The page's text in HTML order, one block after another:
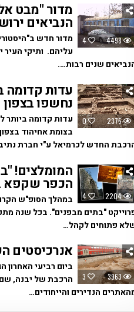
4 4498
מדור "מבט
הנביאים
מדור חדש
עליהם. ותיקי
שנים רבות….
0 2375
עדות קדומה
נחשפו בצפון
עדות קדומה ביותר
בצומת אחיהוד
החדש לכרמיאל ע"י חברת
4 2204
הכפר שקפא
במהלך הסופ"ש
"בתים מבפנים". בכל שנה
פתוחים לקהל…
3 3963
אנרכיסטים
ביום רביעי
הרכבת של יבנה,
הנדירים והייחודים…